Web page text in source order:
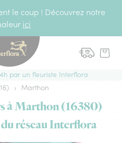
le coup ! Découvrez notre
ici
par un fleuriste Interflora
› Marthon
à Marthon (16380)
réseau Interflora